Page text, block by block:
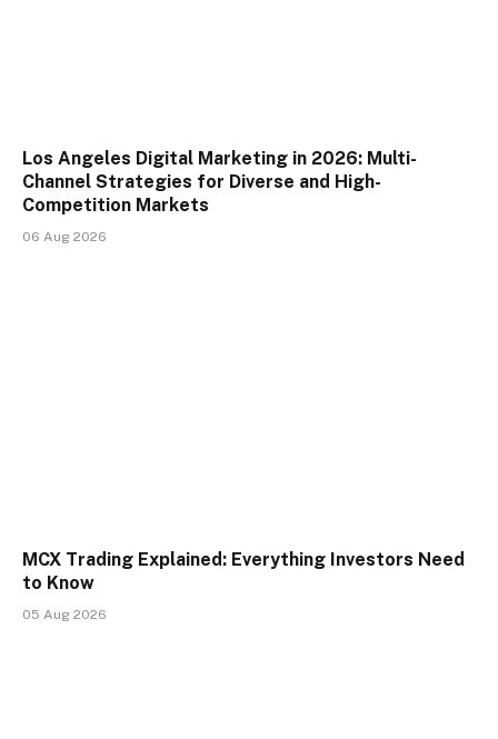
Los Angeles Digital Marketing in 2026: Multi-
Channel Strategies for Diverse and High-
Competition Markets
06 Aug 2026
MCX Trading Explained: Everything Investors Need
to Know
05 Aug 2026